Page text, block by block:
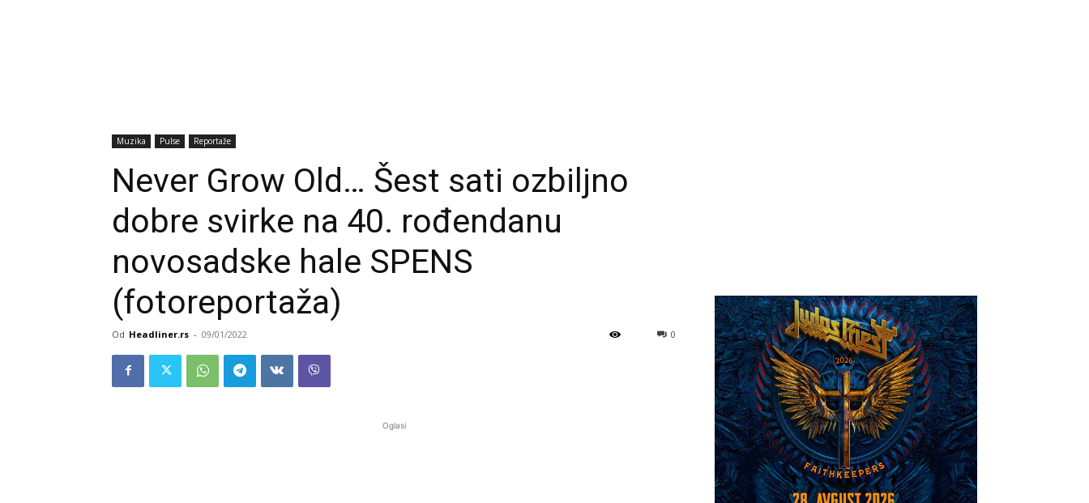
Muzika Pulse Reportaže
Never Grow Old… Šest sati ozbiljno
dobre svirke na 40. rođendanu
novosadske hale SPENS
(fotoreportaža)
Od Headliner.rs - 09/01/2022 0
Oglasi